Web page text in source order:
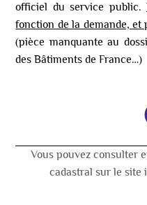
officiel du service public.
fonction de la demande, et
(pièce manquante au
des Bâtiments de France…)
Vous pouvez consulter
cadastral sur le site